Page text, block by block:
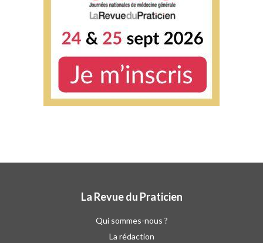
La Revue du Praticien
Qui sommes-nous ?
La rédaction